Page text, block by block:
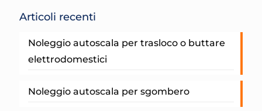
Articoli recenti
Noleggio autoscala per trasloco o buttare
elettrodomestici
Noleggio autoscala per sgombero